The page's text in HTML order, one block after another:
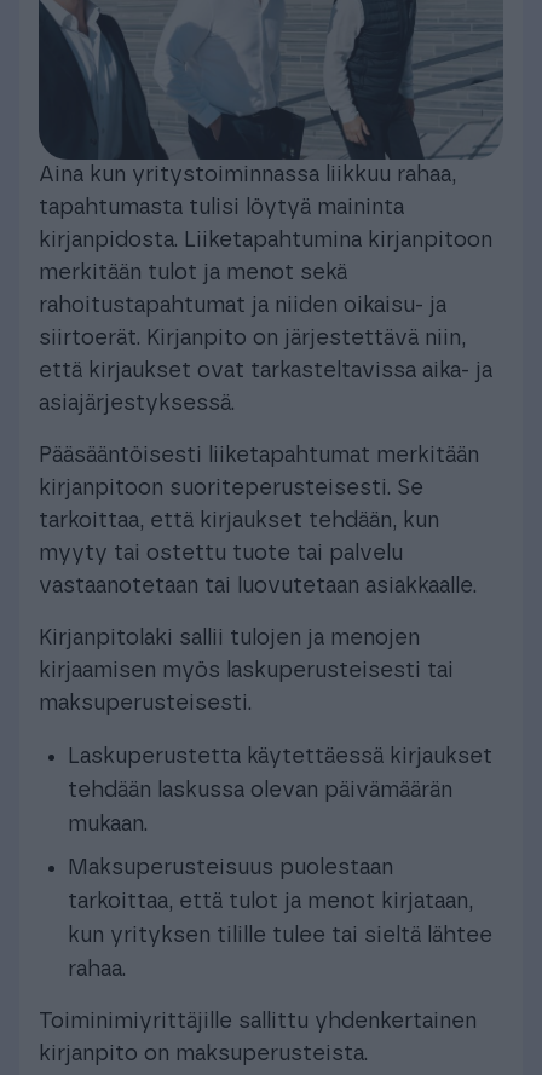
Aina kun yritystoiminnassa liikkuu rahaa,
tapahtumasta tulisi löytyä maininta
kirjanpidosta. Liiketapahtumina kirjanpitoon
merkitään tulot ja menot sekä
rahoitustapahtumat ja niiden oikaisu- ja
siirtoerät. Kirjanpito on järjestettävä niin,
että kirjaukset ovat tarkasteltavissa aika- ja
asiajärjestyksessä.
Pääsääntöisesti liiketapahtumat merkitään
kirjanpitoon suoriteperusteisesti. Se
tarkoittaa, että kirjaukset tehdään, kun
myyty tai ostettu tuote tai palvelu
vastaanotetaan tai luovutetaan asiakkaalle.
Kirjanpitolaki sallii tulojen ja menojen
kirjaamisen myös laskuperusteisesti tai
maksuperusteisesti.
Laskuperustetta käytettäessä kirjaukset
tehdään laskussa olevan päivämäärän
mukaan.
Maksuperusteisuus puolestaan
tarkoittaa, että tulot ja menot kirjataan,
kun yrityksen tilille tulee tai sieltä lähtee
rahaa.
Toiminimiyrittäjille sallittu yhdenkertainen
kirjanpito on maksuperusteista.